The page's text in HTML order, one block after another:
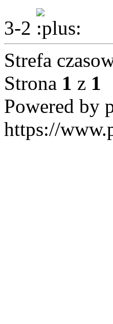
3-2
Strefa
Strona 1 z 1
Powered by
https://